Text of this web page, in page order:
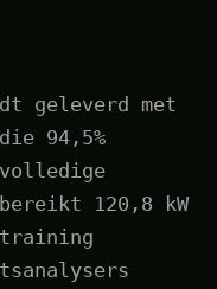
geleverd met
94,5%
120,8 kW